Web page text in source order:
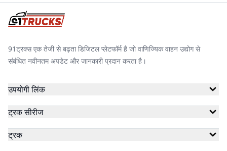
91ट्रक्स एक तेजी से बढ़ता डिजिटल प्लेटफॉर्म है जो वाणिज्यिक वाहन उद्योग से
संबंधित नवीनतम अपडेट और जानकारी प्रदान करता है।
उपयोगी लिंक
ट्रक सीरीज
ट्रक